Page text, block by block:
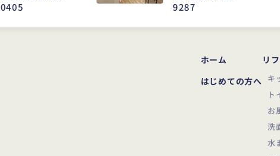
0405
9287
ホーム
はじめての方へ
リ
キ
ト
お
洗
水